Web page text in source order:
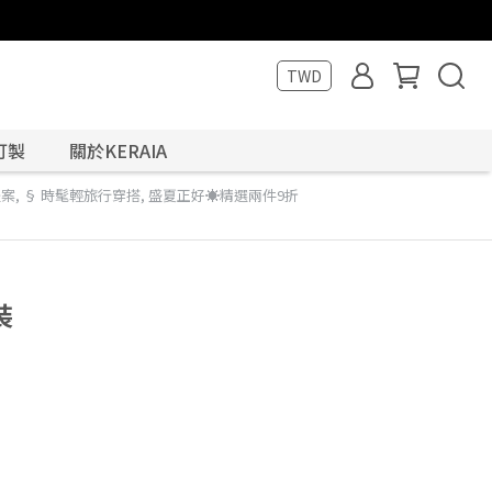
TWD
製 關於KERAIA
, § 時髦輕旅行穿搭, 盛夏正好☀️精選兩件9折